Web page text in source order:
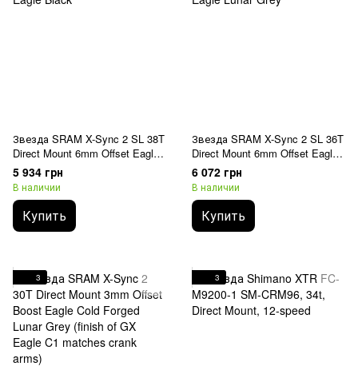
Звезда SRAM X-Sync 2 SL 38T
Direct Mount 6mm Offset Eagle
Black
5 934 грн
В наличии
Купить
Звезда SRAM X-Sync 2 SL 36T
Direct Mount 6mm Offset Eagle
Lunar Grey
6 072 грн
В наличии
Купить
3 3